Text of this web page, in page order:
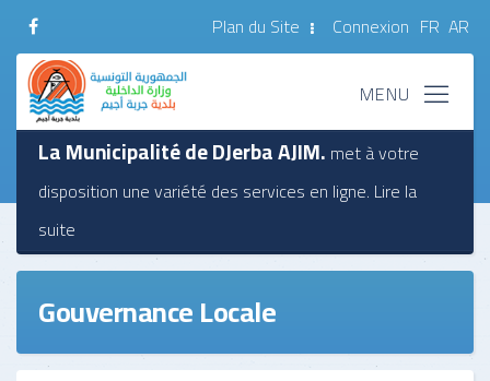
FR AR
Plan du Site Connexion
La Municipalité de DJerba AJIM. met à votre
disposition une variété des services en ligne. Lire la
suite
Gouvernance Locale